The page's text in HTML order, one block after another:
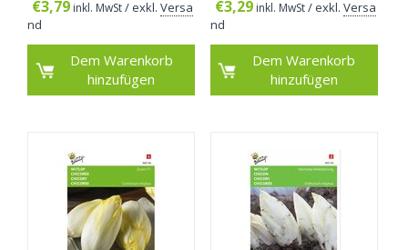
€3,79 inkl. MwSt/ exkl. Versa
nd
Dem Warenkorb
hinzufügen
€3,29 inkl. MwSt / exkl. Versa
nd
Dem Warenkorb
hinzufügen